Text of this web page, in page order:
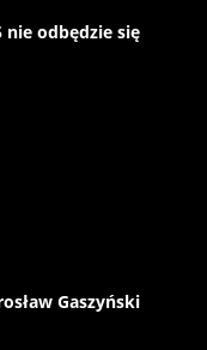
nie odbędzie się
Gaszyński